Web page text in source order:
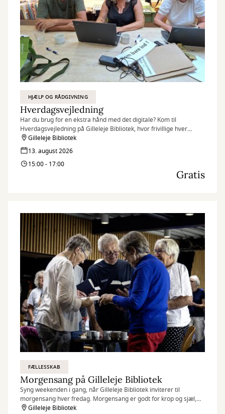
HJÆLP OG RÅDGIVNING
Hverdagsvejledning
Har du brug for en ekstra hånd med det digitale? Kom til
Hverdagsvejledning på Gilleleje Bibliotek, hvor frivillige hver
torsdag står klar til at hjælpe borgere.
Gilleleje Bibliotek
13. august 2026
15:00 - 17:00
Gratis
FÆLLESSKAB
Morgensang på Gilleleje Bibliotek
Syng weekenden i gang, når Gilleleje Bibliotek inviterer til
morgensang hver fredag. Morgensang er godt for krop og sjæl,
humøret løftes, og fællesskabet styrkes.
Gilleleje Bibliotek